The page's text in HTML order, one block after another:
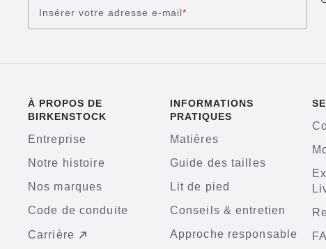
Insérer votre adresse e-mail*
À PROPOS DE
BIRKENSTOCK
Entreprise
Notre histoire
Nos marques
Code de conduite
Carrière
INFORMATIONS
PRATIQUES
Matières
Guide des tailles
Lit de pied
Conseils & entretien
Approche responsable